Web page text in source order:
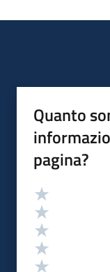
Quanto
pagina?
Valutazione